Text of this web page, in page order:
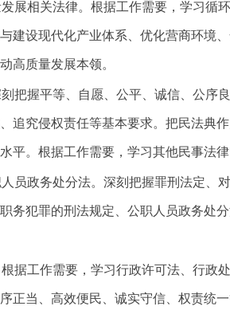
展相关法律。根据工作需要，学习循
建设现代化产业体系、优化营商环境
高质量发展本领。
把握平等、自愿、公平、诚信、公序
追究侵权责任等基本要求。把民法典
平。根据工作需要，学习其他民事法律
员政务处分法。深刻把握罪刑法定、
务犯罪的刑法规定、公职人员政务处
据工作需要，学习行政许可法、行政
正当、高效便民、诚实守信、权责统